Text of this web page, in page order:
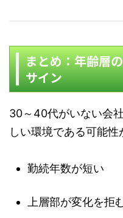
まとめ：年齢層
サイン
30～40代がいない会
しい環境である可能性
勤続年数が短い
上層部が変化を拒